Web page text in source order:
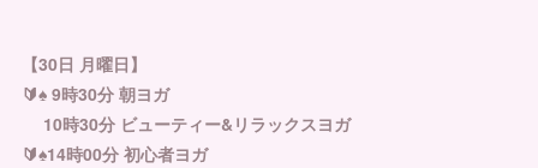
【30日 月曜日】
🔰♠︎ 9時30分 朝ヨガ
10時30分 ビューティー&リラックスヨガ
🔰♠︎14時00分 初心者ヨガ